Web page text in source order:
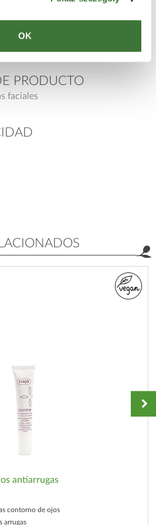
OK
PRODUCTO
faciales
antiarrugas
contorno de ojos
arrugas